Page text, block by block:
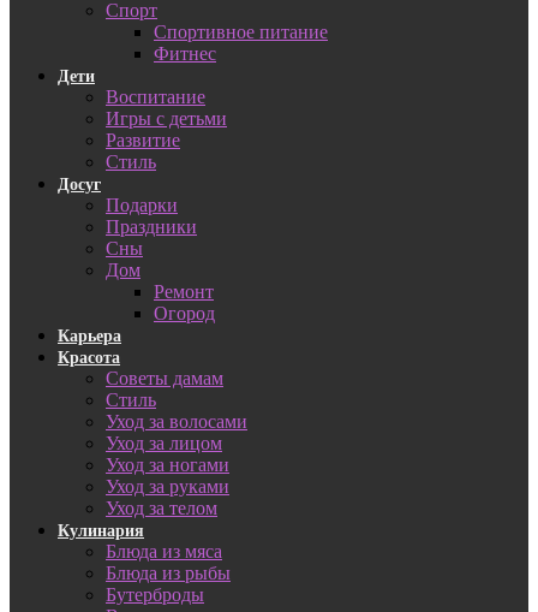
Спорт
Спортивное питание
Фитнес
Дети
Воспитание
Игры с детьми
Развитие
Стиль
Досуг
Подарки
Праздники
Сны
Дом
Ремонт
Огород
Карьера
Красота
Советы дамам
Стиль
Уход за волосами
Уход за лицом
Уход за ногами
Уход за руками
Уход за телом
Кулинария
Блюда из мяса
Блюда из рыбы
Бутерброды